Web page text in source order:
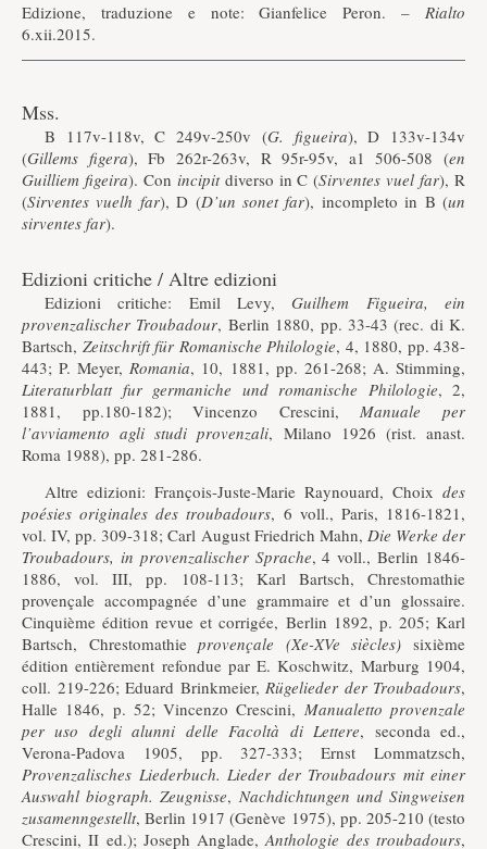
Edizione, traduzione e note: Gianfelice Peron. – Rialto
6.xii.2015.
Mss.
B 117v-118v, C 249v-250v (G. figueira), D 133v-134v
(Gillems figera), Fb 262r-263v, R 95r-95v, a1 506-508 (en
Guilliem figeira). Con incipitdiverso in C (Sirventes vuel far), R
(Sirventes vuelh far), D (D’un sonet far), incompleto in B (un
sirventes far).
Edizioni critiche / Altre edizioni
Edizioni critiche: Emil Levy,Guilhem Figueira, ein
provenzalischer Troubadour, Berlin 1880, pp. 33-43 (rec. di K.
Bartsch, Zeitschrift für Romanische Philologie, 4, 1880, pp. 438-
443; P. Meyer,Romania, 10, 1881, pp. 261-268; A. Stimming,
Literaturblatt fur germaniche und romanische Philologie, 2,
1881, pp.180-182); Vincenzo Crescini,Manuale per
l’avviamento agli studi provenzali, Milano 1926 (rist. anast.
Roma 1988), pp. 281-286.
Altre edizioni: François-Juste-Marie Raynouard, Choix des
poésies originales des troubadours, 6 voll., Paris, 1816-1821,
vol. IV, pp. 309-318; Carl August Friedrich Mahn, Die Werke der
Troubadours, in provenzalischer Sprache, 4 voll., Berlin 1846-
1886, vol. III, pp. 108-113; Karl Bartsch, Chrestomathie
provençale accompagnée d’une grammaire et d’un glossaire.
Cinquième édition revue et corrigée, Berlin 1892, p. 205; Karl
Bartsch, Chrestomathieprovençale (Xe-XVe siècles) sixième
édition entièrement refondue par E. Koschwitz, Marburg 1904,
coll. 219-226; Eduard Brinkmeier, Rügelieder der Troubadours,
Halle 1846, p. 52; Vincenzo Crescini, Manualetto provenzale
per uso degli alunni delle Facoltà di Lettere, seconda ed.,
Verona-Padova 1905, pp. 327-333; Ernst Lommatzsch,
Provenzalisches Liederbuch. Lieder der Troubadours mit einer
Auswahl biograph. Zeugnisse, Nachdichtungen und Singweisen
zusamenngestellt, Berlin 1917 (Genève 1975), pp. 205-210 (testo
Crescini, II ed.); Joseph Anglade,Anthologie des troubadours,